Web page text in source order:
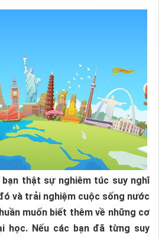
thật sự nghiêm túc suy nghĩ
và trải nghiệm cuộc sống nước
muốn biết thêm về những cơ
học. Nếu các bạn đã từng suy